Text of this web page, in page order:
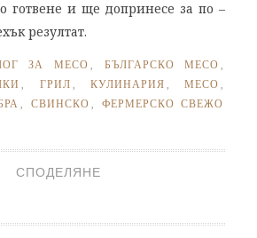
готвене и ще допринесе за по –
резултат.
ЗА МЕСО БЪЛГАРСКО МЕСО
ГРИЛ КУЛИНАРИЯ ,МЕСО
СВИНСКО ФЕРМЕРСКО СВЕЖО
СПОДЕЛЯНЕ